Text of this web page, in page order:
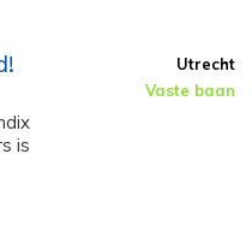
is
Utrecht
Vaste baan